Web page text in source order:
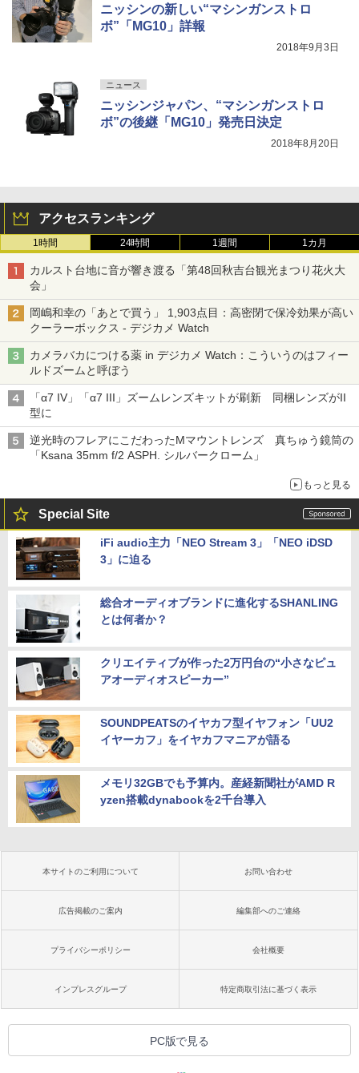
ニッシンの新しい“マシンガンストロ
ボ”「MG10」詳報
2018年9月3日
ニュース
ニッシンジャパン、“マシンガンストロ
ボ”の後継「MG10」発売日決定
2018年8月20日
アクセスランキング
1時間 24時間 1週間 1カ月
カルスト台地に音が響き渡る「第48回秋吉台観光まつり花火大
会」
岡嶋和幸の「あとで買う」 1,903点目：高密閉で保冷効果が高い
クーラーボックス - デジカメ Watch
カメラバカにつける薬 in デジカメ Watch：こういうのはフィー
ルドズームと呼ぼう
「α7 IV」「α7 III」ズームレンズキットが刷新 同梱レンズがII
型に
逆光時のフレアにこだわったMマウントレンズ 真ちゅう鏡筒の
「Ksana 35mm f/2 ASPH. シルバークローム」
もっと見る
Special Site
iFi audio主力「NEO Stream 3」「NEO iDSD
3」に迫る
総合オーディオブランドに進化するSHANLING
とは何者か？
クリエイティブが作った2万円台の“小さなピュ
アオーディオスピーカー”
SOUNDPEATSのイヤカフ型イヤフォン「UU2
イヤーカフ」をイヤカフマニアが語る
メモリ32GBでも予算内。産経新聞社がAMD R
yzen搭載dynabookを2千台導入
本サイトのご利用について お問い合わせ
広告掲載のご案内 編集部へのご連絡
プライバシーポリシー 会社概要
インプレスグループ 特定商取引法に基づく表示
PC版で見る